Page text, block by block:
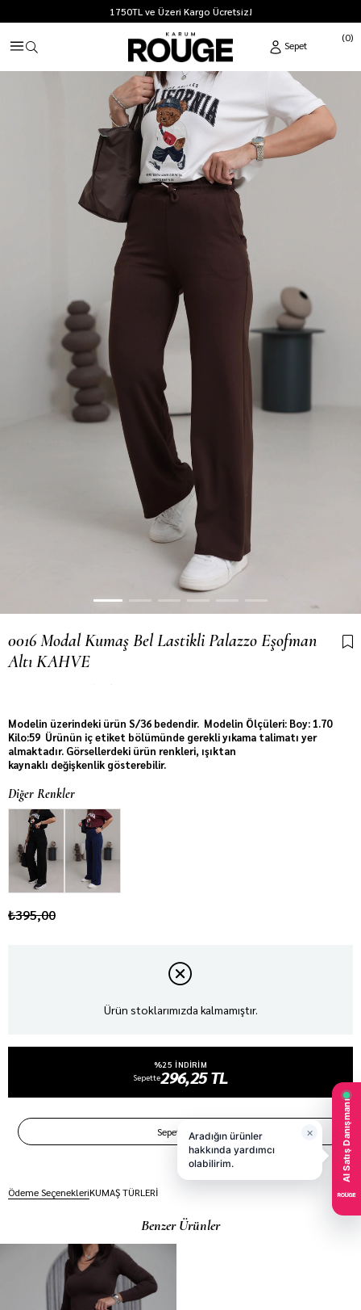
1750TL ve Üzeri Kargo Ücretsiz!
0
0016 Modal Kumaş Bel Lastikli Palazzo Eşofman
Altı KAHVE
Modelin üzerindeki ürün S/36 bedendir. Modelin Ölçüleri: Boy: 1.70
Kilo:59 Ürünün iç etiket bölümünde gerekli yıkama talimatı yer
almaktadır. Görsellerdeki ürün renkleri, ışıktan
kaynaklı değişkenlik gösterebilir.
Diğer Renkler
₺395,00
Ürün stoklarımızda kalmamıştır.
%25 INDIRIM
Sepette296,25 TL
Ödeme SeçenekleriKUMAŞ TÜRLERİ
Benzer Ürünler